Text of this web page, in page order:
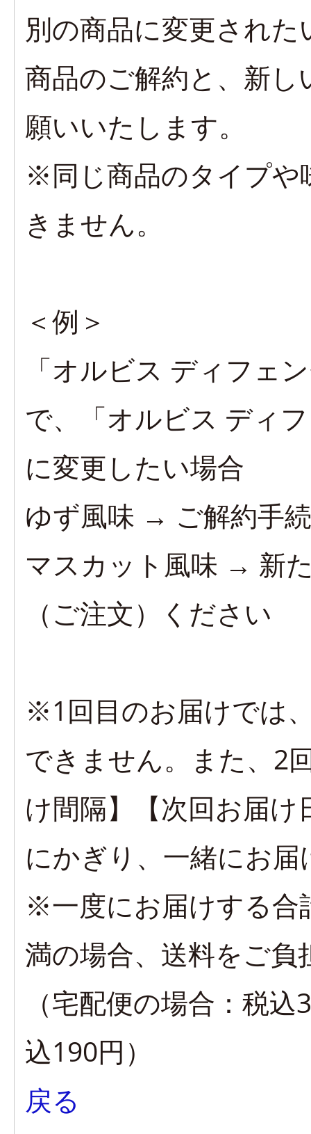
別の商品に変更され
商品のご解約と、新
願いいたします。
※同じ商品のタイプや
きません。
＜例＞
「オルビス ディフェ
で、「オルビス ディ
に変更したい場合
ゆず風味 → ご解約手
マスカット風味 → 新
（ご注文）ください
※1回目のお届けでは
できません。また、2
け間隔】【次回お届
にかぎり、一緒にお
※一度にお届けする合
満の場合、送料をご
（宅配便の場合：税
込190円）
戻る